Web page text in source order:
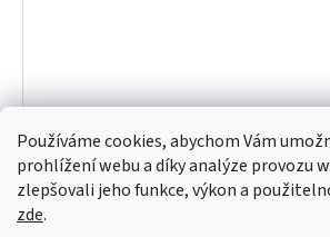
Používáme cookies, abychom Vám
prohlížení webu a díky analýze provozu
zlepšovali jeho funkce, výkon a
zde.